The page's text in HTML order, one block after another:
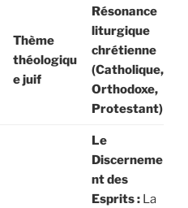
Thème
théologiqu
e juif
Résonance
liturgique
chrétienne
(Catholique,
Orthodoxe,
Protestant)
Le
Discerneme
nt des
Esprits :La